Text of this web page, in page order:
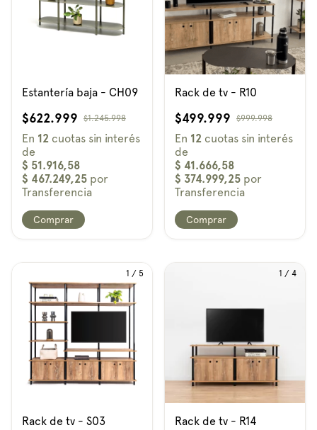
Estantería baja - CH09
$622.999 $1.245.998
Comprar
Rack de tv - R10
$499.999 $999.998
Comprar
1 / 5
Rack de tv - S03
1 / 4
Rack de tv - R14